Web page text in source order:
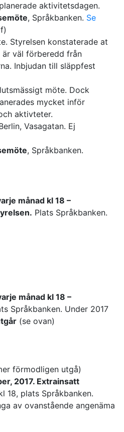
aktivitetsdagen.
, Språkbanken. Se
Styrelsen konstaterade at
är väl förberedd från
Inbjudan till släppfest
möte. Dock
mycket inför
aktivteter.
Vasagatan. Ej
, Språkbanken.
månad kl 18 –
Plats Språkbanken.
månad kl 18 –
Språkbanken. Under 2017
(se ovan)
förmodligen utgå)
2017. Extrainsatt
18, plats Språkbanken.
av ovanstående angenäma